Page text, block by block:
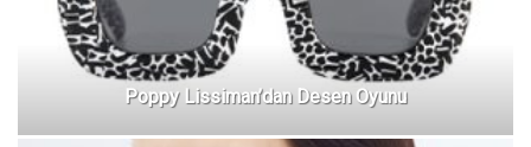
Poppy Lissiman’dan Desen Oyunu